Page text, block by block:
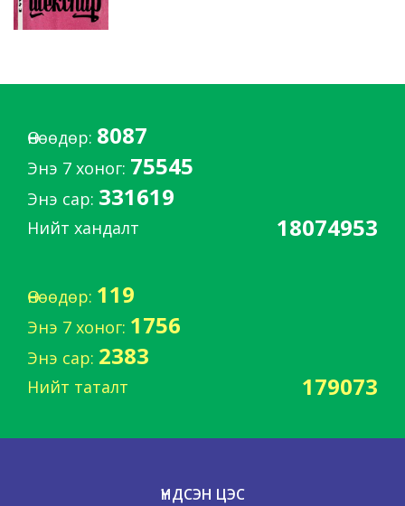
Өнөөдөр: 8087
Энэ 7 хоног: 75545
Энэ сар: 331619
Нийт хандалт 18074953
Өнөөдөр: 119
Энэ 7 хоног: 1756
Энэ сар: 2383
Нийт таталт 179073
ҮНДСЭН ЦЭС